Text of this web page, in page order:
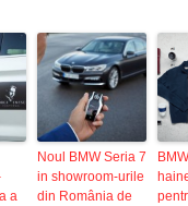
a
Noul BMW Seria 7
in showroom-urile
din România de